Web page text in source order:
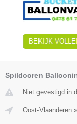
BEKIJK
Spildooren
Niet gevestigd in
Oost-Vlaanderen »